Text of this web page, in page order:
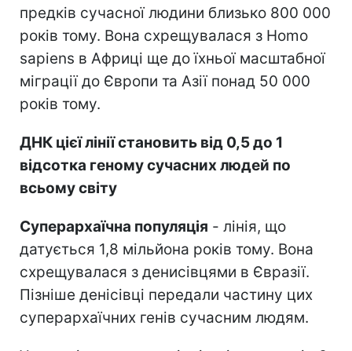
предків сучасної людини близько 800 000
років тому. Вона схрещувалася з Homo
sapiens в Африці ще до їхньої масштабної
міграції до Європи та Азії понад 50 000
років тому.
ДНК цієї лінії становить від 0,5 до 1
відсотка геному сучасних людей по
всьому світу
Суперархаїчна популяція - лінія, що
датується 1,8 мільйона років тому. Вона
схрещувалася з денисівцями в Євразії.
Пізніше денісівці передали частину цих
суперархаїчних генів сучасним людям.